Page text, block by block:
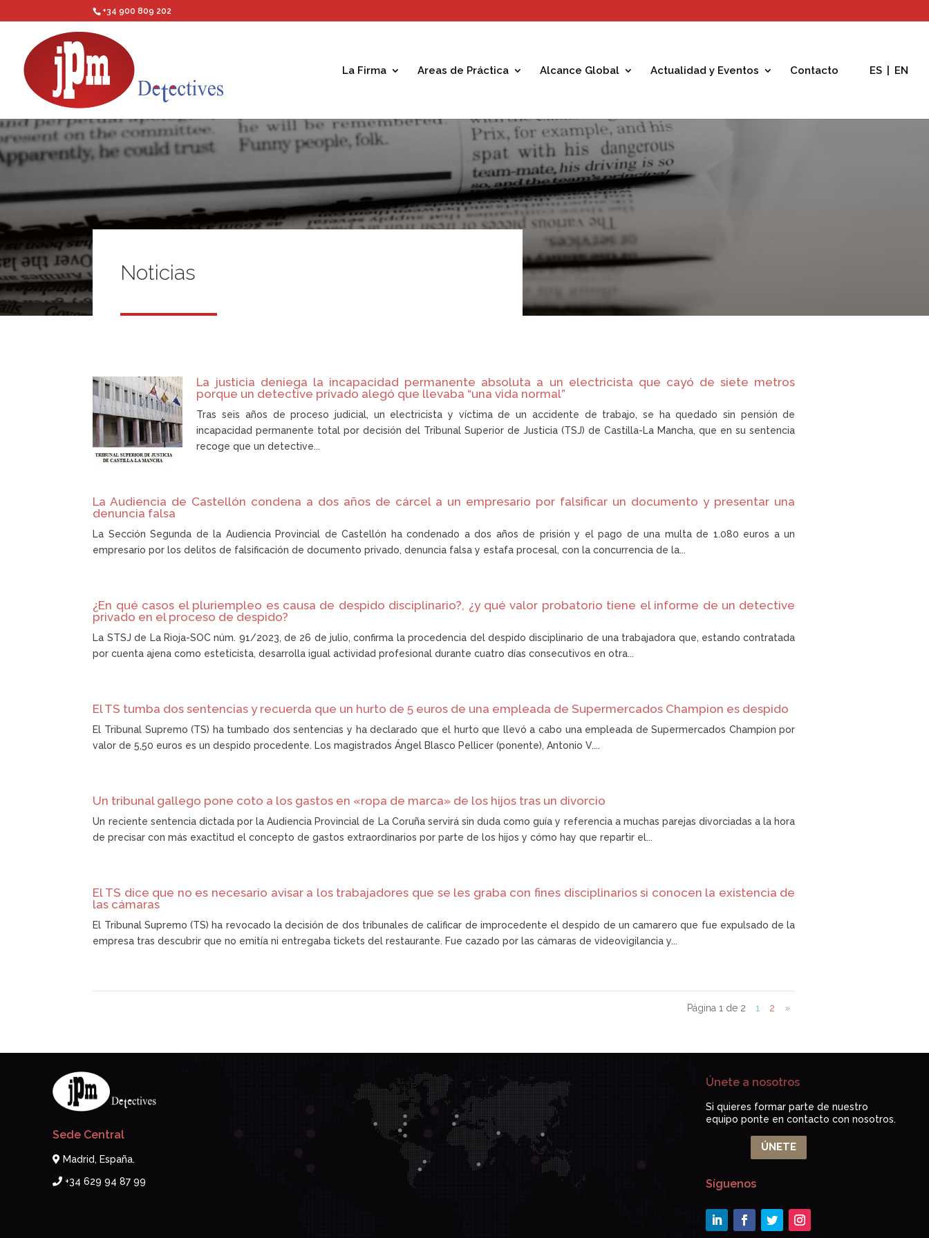
+34 900 809 202
Noticias
La Firma Areas de Práctica Alcance Global Actualidad y Eventos Contacto ES EN
La justicia deniega la incapacidad permanente absoluta a un electricista que cayó de siete metros
porque un detective privado alegó que llevaba “una vida normal”
Tras seis años de proceso judicial, un electricista y víctima de un accidente de trabajo, se ha quedado sin pensión de
incapacidad permanente total por decisión del Tribunal Superior de Justicia (TSJ) de Castilla-La Mancha, que en su sentencia
recoge que un detective...
La Audiencia de Castellón condena a dos años de cárcel a un empresario por falsificar un documento y presentar una
denuncia falsa
La Sección Segunda de la Audiencia Provincial de Castellón ha condenado a dos años de prisión y el pago de una multa de 1.080 euros a un
empresario por los delitos de falsificación de documento privado, denuncia falsa y estafa procesal, con la concurrencia de la...
¿En qué casos el pluriempleo es causa de despido disciplinario?, ¿y qué valor probatorio tiene el informe de un detective
privado en el proceso de despido?
La STSJ de La Rioja-SOC núm. 91/2023, de 26 de julio, confirma la procedencia del despido disciplinario de una trabajadora que, estando contratada
por cuenta ajena como esteticista, desarrolla igual actividad profesional durante cuatro días consecutivos en otra...
El TS tumba dos sentencias y recuerda que un hurto de 5 euros de una empleada de Supermercados Champion es despido
El Tribunal Supremo (TS) ha tumbado dos sentencias y ha declarado que el hurto que llevó a cabo una empleada de Supermercados Champion por
valor de 5,50 euros es un despido procedente. Los magistrados Ángel Blasco Pellicer (ponente), Antonio V....
Un tribunal gallego pone coto a los gastos en «ropa de marca» de los hijos tras un divorcio
Un reciente sentencia dictada por la Audiencia Provincial de La Coruña servirá sin duda como guía y referencia a muchas parejas divorciadas a la hora
de precisar con más exactitud el concepto de gastos extraordinarios por parte de los hijos y cómo hay que repartir el...
El TS dice que no es necesario avisar a los trabajadores que se les graba con fines disciplinarios si conocen la existencia de
las cámaras
El Tribunal Supremo (TS) ha revocado la decisión de dos tribunales de calificar de improcedente el despido de un camarero que fue expulsado de la
empresa tras descubrir que no emitía ni entregaba tickets del restaurante. Fue cazado por las cámaras de videovigilancia y...
Página 1 de 2 1 2 »
Sede Central
Madrid, España.
+34 629 94 87 99
Únete a nosotros
Si quieres formar parte de nuestro
equipo ponte en contacto con nosotros.
ÚNETE
Síguenos